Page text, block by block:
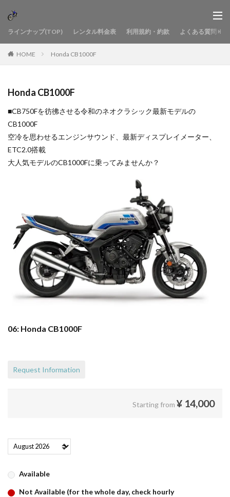
ラインナップ(TOP) レンタル料金表 利用規約・約款 よくある質問
HOME Honda CB1000F
Honda CB1000F
■CB750Fを彷彿させる令和のネオクラシック最新モデルの
CB1000F
空冷を思わせるエンジンサウンド、最新ディスプレイメーター、
ETC2.0搭載
大人気モデルのCB1000Fに乗ってみませんか？
06: Honda CB1000F
Request Information
Starting from ¥ 14,000
Available
Not Available (for the whole day, check hourly